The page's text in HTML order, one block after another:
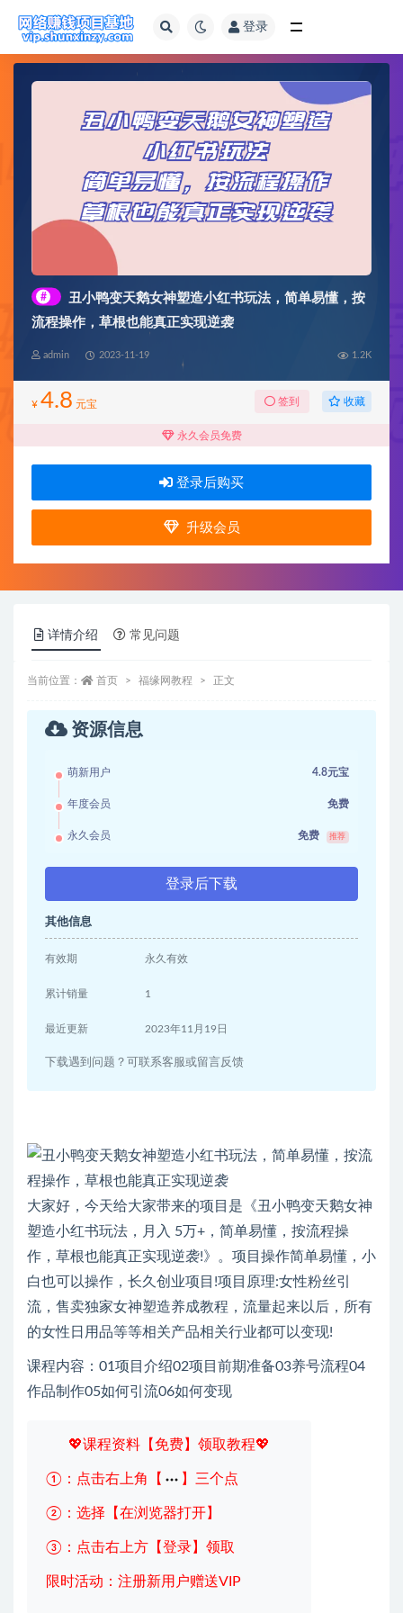
登录
#
丑小鸭变天鹅女神塑造小红书玩法，简单易懂，按
流程操作，草根也能真正实现逆袭
admin 2023-11-19 1.2K
¥ 4.8 元宝 签到 收藏
永久会员免费
登录后购买
升级会员
详情介绍 常见问题
当前位置： 首页 福缘网教程 正文
资源信息
萌新用户 4.8元宝
年度会员 免费
永久会员 免费 推荐
登录后下载
其他信息
有效期 永久有效
累计销量 1
最近更新 2023年11月19日
下载遇到问题？可联系客服或留言反馈
大家好，今天给大家带来的项目是《丑小鸭变天鹅女神
塑造小红书玩法，月入 5万+，简单易懂，按流程操
作，草根也能真正实现逆袭!》。项目操作简单易懂，小
白也可以操作，长久创业项目!项目原理:女性粉丝引
流，售卖独家女神塑造养成教程，流量起来以后，所有
的女性日用品等等相关产品相关行业都可以变现!
课程内容：01项目介绍02项目前期准备03养号流程04
作品制作05如何引流06如何变现
💖课程资料【免费】领取教程💖
①：点击右上角【 】三个点
②：选择【在浏览器打开】
③：点击右上方【登录】领取
限时活动：注册新用户赠送VIP